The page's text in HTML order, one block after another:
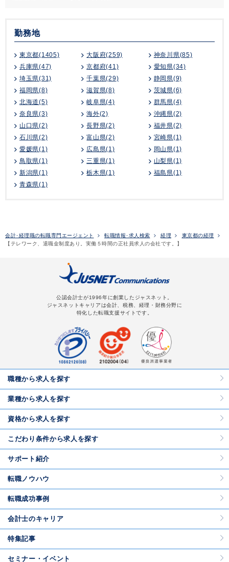
勤務地
東京都(1405) 大阪府(259)
神奈川県(85)
兵庫県(47)
京都府(41)
愛知県(34)
埼玉県(31)
千葉県(29)
静岡県(9)
福岡県(8)
滋賀県(8)
茨城県(6)
北海道(5)
岐阜県(4)
群馬県(4)
奈良県(3)
海外(2)
沖縄県(2)
山口県(2)
長野県(2)
福井県(2)
石川県(2)
富山県(2)
宮崎県(1)
愛媛県(1)
広島県(1)
岡山県(1)
鳥取県(1)
三重県(1)
山梨県(1)
新潟県(1)
栃木県(1)
福島県(1)
青森県(1)
会計･経理職の転職専門エージェント 転職情報･求人検索 経理
東京都の経理
【テレワーク、退職金制度あり。実働５時間の正社員求人の会社です。】
公認会計士が1996年に創業したジャスネット。
ジャスネットキャリアは会計、税務、経理・財務分野に
特化した転職支援サイトです。
職種から求人を探す
業種から求人を探す
資格から求人を探す
こだわり条件から求人を探す
サポート紹介
転職ノウハウ
転職成功事例
会計士のキャリア
特集記事
セミナー・イベント